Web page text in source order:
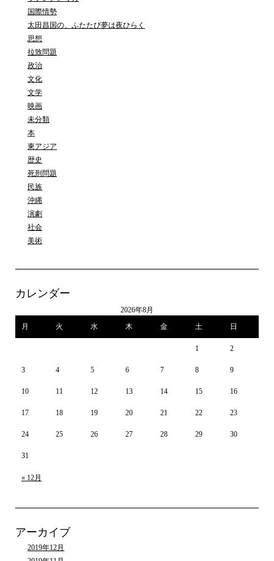
国際情勢
太田昌国の、ふたたび夢は夜ひらく
思想
拉致問題
政治
文化
文学
映画
未分類
本
東アジア
歴史
死刑問題
民族
沖縄
演劇
社会
美術
カレンダー
2026年8月
月
火 水 木 金 土 日
« 12月
1 2
3 4 5 6 7 8 9
10 11 12 13 14 15 16
17 18 19 20 21 22 23
24 25 26 27 28 29 30
31
アーカイブ
2019年12月